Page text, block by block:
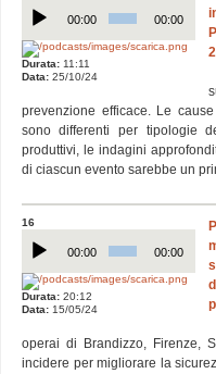
Player
00:00 00:00
Durata: 11:11
Data: 25/10/24
prevenzione efficace. Le
sono differenti per tipologie
produttivi, le indagini
di ciascun evento sarebbe un
16
Player
00:00 00:00
Durata: 20:12
Data: 15/05/24
operai di Brandizzo, Firenze,
incidere per migliorare la